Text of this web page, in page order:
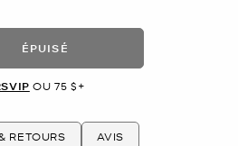
ÉPUISÉ
OU 75 $+
RETOURS AVIS